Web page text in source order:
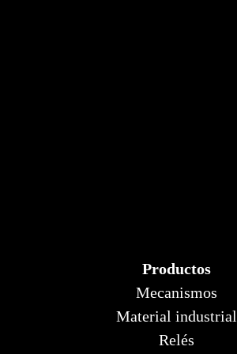
Productos
Mecanismos
Material industrial
Relés